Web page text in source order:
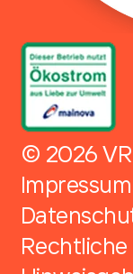
© 2026
Impressum
Rechtliche